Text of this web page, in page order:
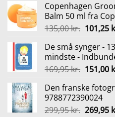
var:
429,00
Copenhagen
Balm 50 ml fra
135,00kr. Den
pris
var:
135,00
101,25
De små synger -
mindste -
169,95kr. Den
pris
var:
169,95
151,00
Den franske
9788772390024
299,95kr. Den
269,95